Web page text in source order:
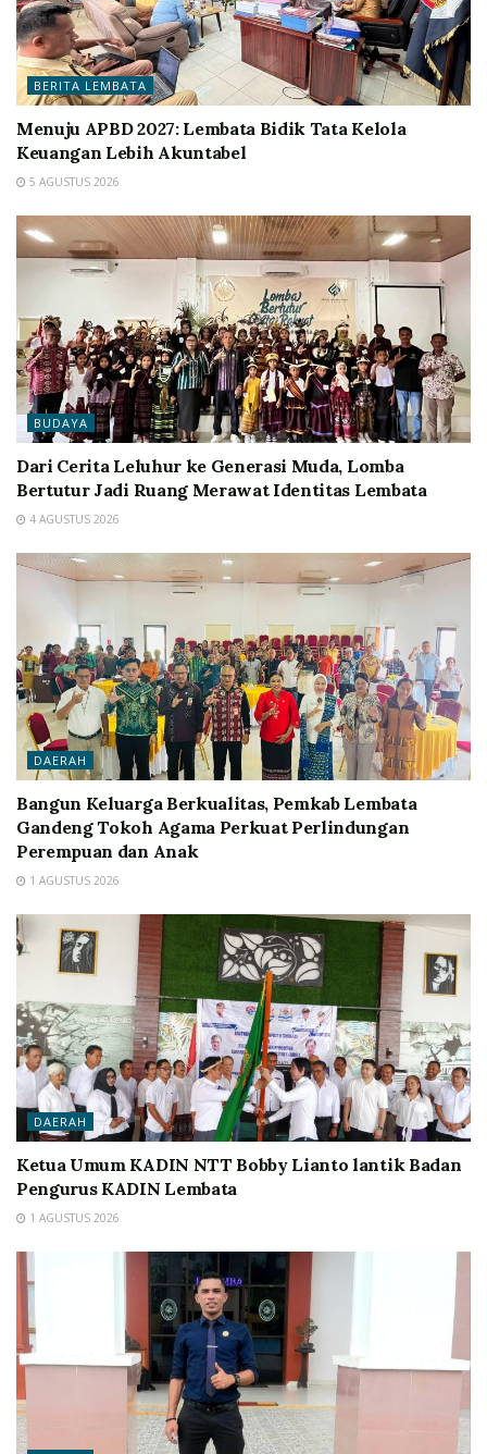
BERITA LEMBATA
Menuju APBD 2027: Lembata Bidik Tata Kelola
Keuangan Lebih Akuntabel
5 AGUSTUS 2026
BUDAYA
Dari Cerita Leluhur ke Generasi Muda, Lomba
Bertutur Jadi Ruang Merawat Identitas Lembata
4 AGUSTUS 2026
DAERAH
Bangun Keluarga Berkualitas, Pemkab Lembata
Gandeng Tokoh Agama Perkuat Perlindungan
Perempuan dan Anak
1 AGUSTUS 2026
DAERAH
Ketua Umum KADIN NTT Bobby Lianto lantik Badan
Pengurus KADIN Lembata
1 AGUSTUS 2026